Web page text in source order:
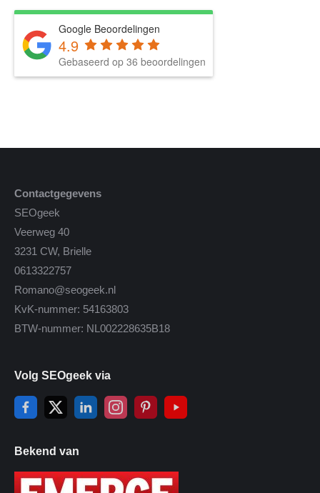
Google Beoordelingen
4.9
Gebaseerd op 36 beoordelingen
Contactgegevens
SEOgeek
Veerweg 40
3231 CW, Brielle
0613322757
Romano@seogeek.nl
KvK-nummer: 54163803
BTW-nummer: NL002228635B18
Volg SEOgeek via
Bekend van